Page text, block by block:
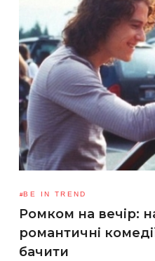
BE IN TREND
Ромком на вечір:
романтичні
бачити